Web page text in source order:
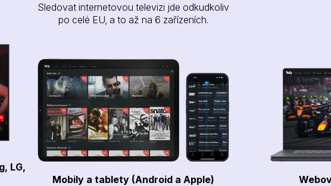
Sledovat internetovou televizi jde odkudkoliv
po celé EU, a to až na 6 zařízeních.
LG,
Mobily a tablety (Android a Apple)